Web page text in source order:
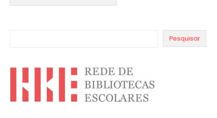
Pesquisar